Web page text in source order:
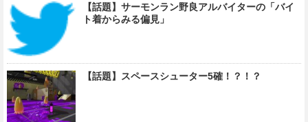
【話題】サーモンラン野良アルバイターの「バイ
ト着からみる偏見」
【話題】スペースシューター5確！？！？